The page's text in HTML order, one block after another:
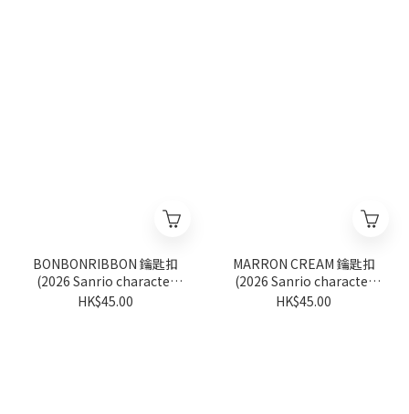
BONBONRIBBON 鑰匙扣
(2026 Sanrio character
ranking系列)
HK$45.00
MARRON CREAM 鑰匙扣
(2026 Sanrio character
ranking系列)
HK$45.00